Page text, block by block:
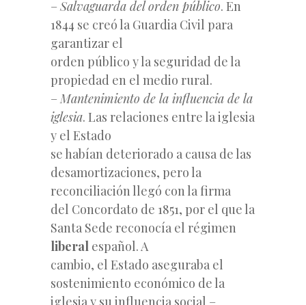
–Salvaguarda del orden público. En
1844 se creó la Guardia Civil para
garantizar el
orden público y la seguridad de la
propiedad en el medio rural.
–Mantenimiento de la influencia de la
iglesia. Las relaciones entre la iglesia
y el Estado
se habían deteriorado a causa de las
desamortizaciones, pero la
reconciliación llegó con la firma
del Concordato de 1851, por el que la
Santa Sede reconocía el régimen
liberal español. A
cambio, el Estado aseguraba el
sostenimiento económico de la
iglesia y su influencia social –